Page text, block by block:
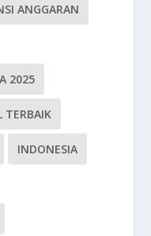
ANGGARAN
2025
TERBAIK
INDONESIA